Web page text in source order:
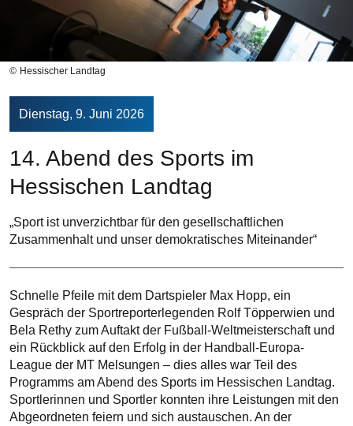
Hessischer Landtag
Dienstag, 9. Juni 2026
14. Abend des Sports im
Hessischen Landtag
„Sport ist unverzichtbar für den gesellschaftlichen
Zusammenhalt und unser demokratisches Miteinander“
Schnelle Pfeile mit dem Dartspieler Max Hopp, ein
Gespräch der Sportreporterlegenden Rolf Töpperwien und
Bela Rethy zum Auftakt der Fußball-Weltmeisterschaft und
ein Rückblick auf den Erfolg in der Handball-Europa-
League der MT Melsungen – dies alles war Teil des
Programms am Abend des Sports im Hessischen Landtag.
Sportlerinnen und Sportler konnten ihre Leistungen mit den
Abgeordneten feiern und sich austauschen. An der